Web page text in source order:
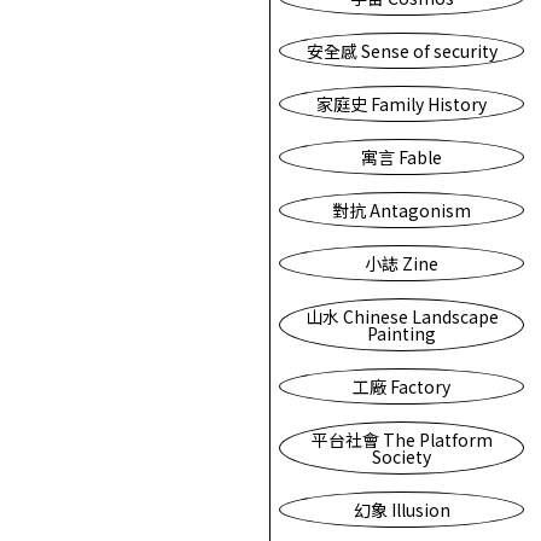
安全感 Sense of security
家庭史 Family History
寓言 Fable
對抗 Antagonism
小誌 Zine
山水 Chinese Landscape
Painting
工廠 Factory
平台社會 The Platform
Society
幻象 Illusion